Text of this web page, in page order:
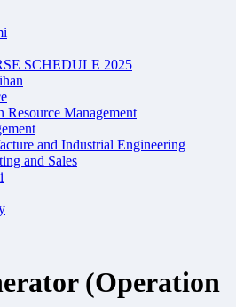
SCHEDULE 2025
Resource Management
and Industrial Engineering
and Sales
(Operation